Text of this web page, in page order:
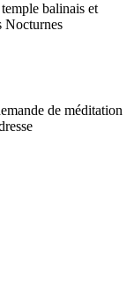
balinais et
Nocturnes
de méditation